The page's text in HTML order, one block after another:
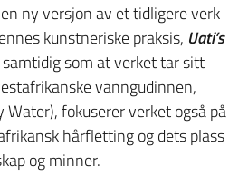
ny versjon av et tidligere verk
kunstneriske praksis, Uati’s
som at verket tar sitt
vanngudinnen,
fokuserer verket også på
hårfletting og dets plass
og minner.